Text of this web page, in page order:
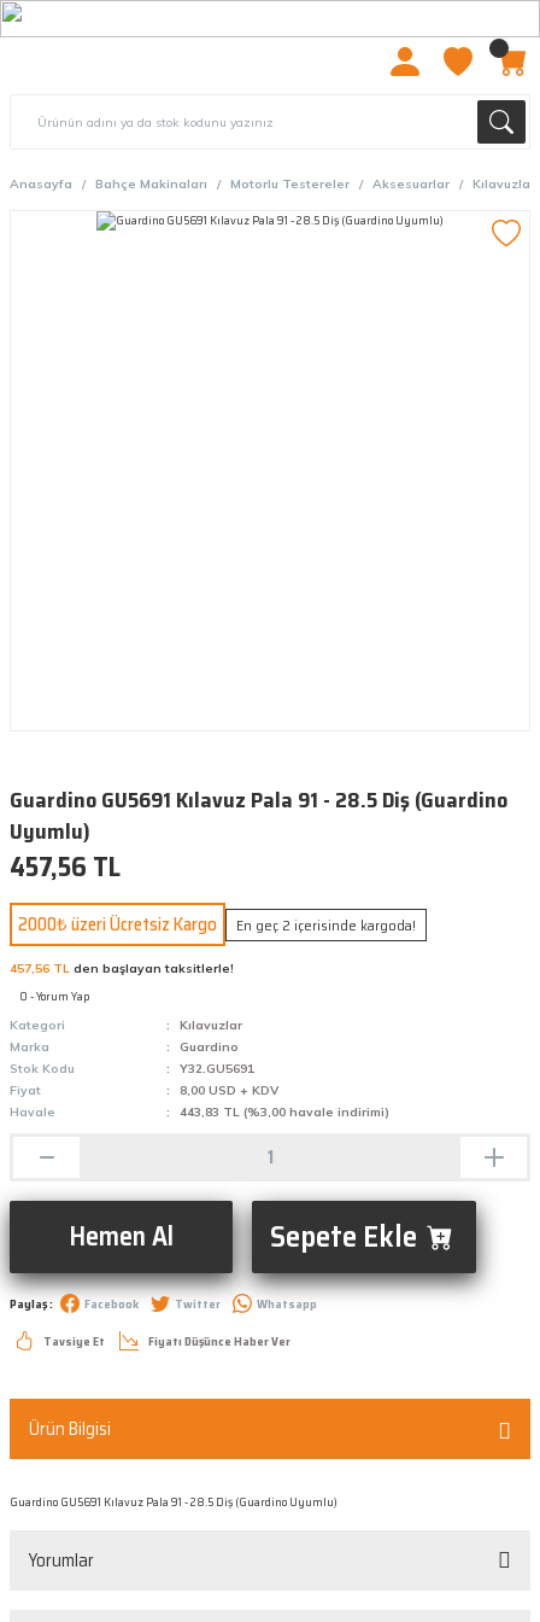
Anasayfa Bahçe Makinaları Motorlu Testereler Aksesuarlar Kılavuzlar
Guardino GU5691 Kılavuz Pala 91 - 28.5 Diş (Guardino
Uyumlu)
457,56 TL
2000₺ üzeri Ücretsiz Kargo En geç 2 içerisinde kargoda!
457,56 TL den başlayan taksitlerle!
0 - Yorum Yap
Kategori
Kılavuzlar
Marka
Guardino
Stok Kodu
Y32.GU5691
Fiyat
8,00 USD + KDV
Havale
443,83 TL (%3,00 havale indirimi)
Hemen Al Sepete Ekle
Paylaş : Facebook Twitter
Whatsapp
Tavsiye Et
Fiyatı Düşünce Haber Ver
Ürün Bilgisi
Guardino GU5691 Kılavuz Pala 91 - 28.5 Diş (Guardino Uyumlu)
Yorumlar